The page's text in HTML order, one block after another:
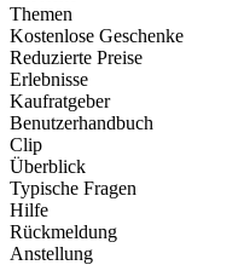
Themen
Kostenlose Geschenke
Reduzierte Preise
Erlebnisse
Kaufratgeber
Benutzerhandbuch
Clip
Überblick
Typische Fragen
Hilfe
Rückmeldung
Anstellung